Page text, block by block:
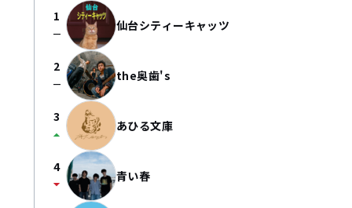
1
check_indeterminate_small 仙台シティーキャッツ
2
check_indeterminate_small the奥歯's
3
arrow_drop_up あひる文庫
4
arrow_drop_down 青い春